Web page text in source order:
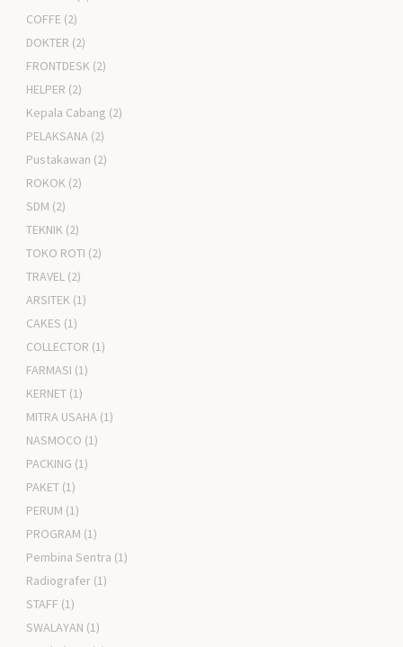
COFFE (2)
DOKTER (2)
FRONTDESK (2)
HELPER (2)
Kepala Cabang (2)
PELAKSANA (2)
Pustakawan (2)
ROKOK (2)
SDM (2)
TEKNIK (2)
TOKO ROTI (2)
TRAVEL (2)
ARSITEK (1)
CAKES (1)
COLLECTOR (1)
FARMASI (1)
KERNET (1)
MITRA USAHA (1)
NASMOCO (1)
PACKING (1)
PAKET (1)
PERUM (1)
PROGRAM (1)
Pembina Sentra (1)
Radiografer (1)
STAFF (1)
SWALAYAN (1)